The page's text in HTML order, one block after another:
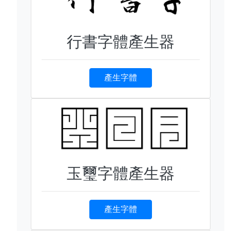
行書字體產生器
產生字體
玉璽字體產生器
產生字體